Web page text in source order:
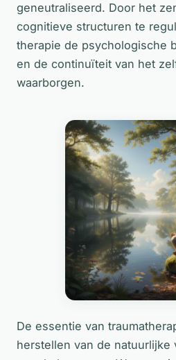
geneutraliseerd. Door het
cognitieve structuren te
therapie de psychologische
en de continuïteit van het
waarborgen.
De essentie van
herstellen van de natuurlijke